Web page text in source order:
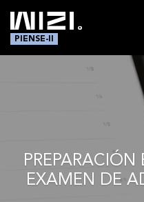
PIENSE-II
PREPARACIÓN
EXAMEN DE